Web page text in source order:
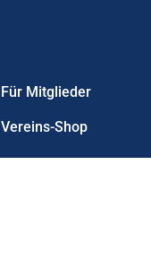
Für Mitglieder
Vereins-Shop